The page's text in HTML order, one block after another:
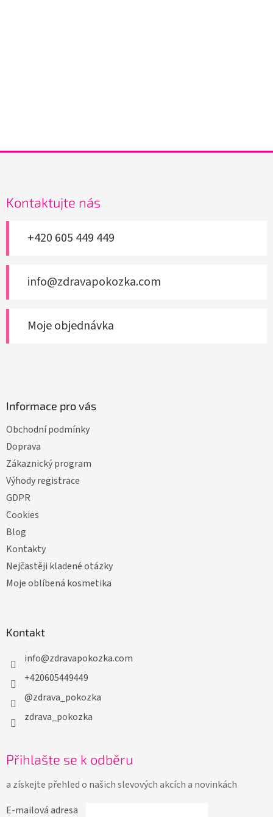
Kontaktujte nás
+420 605 449 449
info@zdravapokozka.com
Moje objednávka
Informace pro vás
Obchodní podmínky
Doprava
Zákaznický program
Výhody registrace
GDPR
Cookies
Blog
Kontakty
Nejčastěji kladené otázky
Moje oblíbená kosmetika
Kontakt
info@zdravapokozka.com
+420605449449
@zdrava_pokozka
zdrava_pokozka
Přihlašte se k odběru
a získejte přehled o našich slevových akcích a novinkách
E-mailová adresa